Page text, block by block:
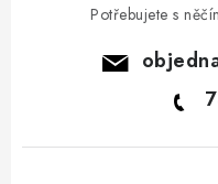
Potřebujete s